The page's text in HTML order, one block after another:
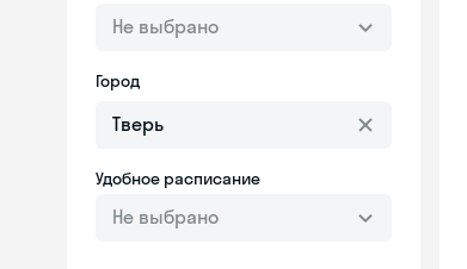
Не выбрано
Город
Удобное расписание
Не выбрано